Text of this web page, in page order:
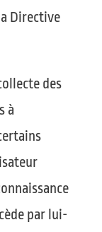
Directive
des
à
par lui-